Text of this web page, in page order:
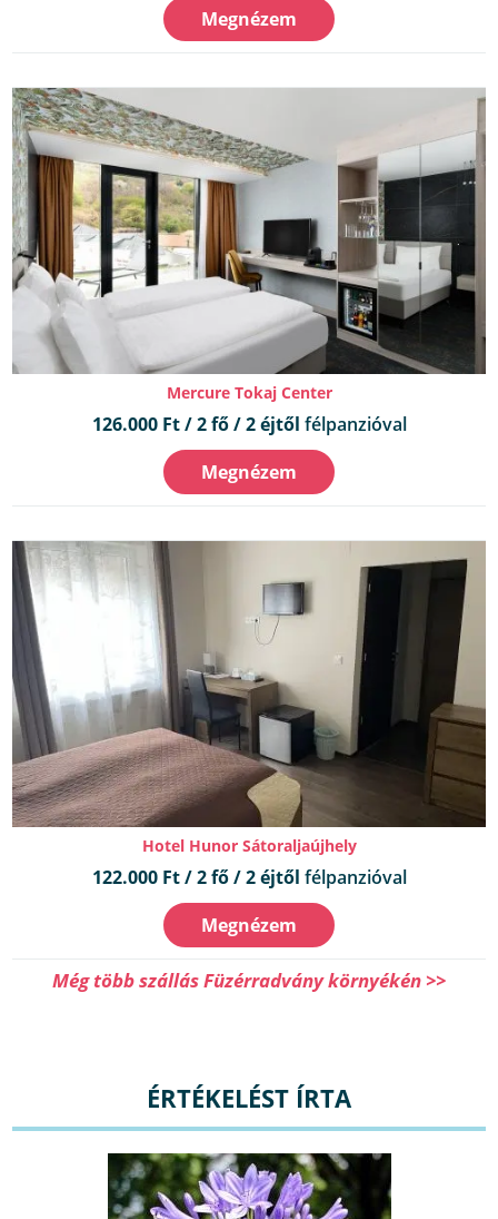
Megnézem
Mercure Tokaj Center
126.000 Ft / 2 fő / 2 éjtől félpanzióval
Megnézem
Hotel Hunor Sátoraljaújhely
122.000 Ft / 2 fő / 2 éjtől félpanzióval
Megnézem
Még több szállás Füzérradvány környékén >>
ÉRTÉKELÉST ÍRTA